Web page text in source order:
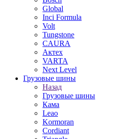
Global
Inci Formula
Volt
Tungstone
CAURA
Актех
VARTA
Next Level
Грузовые шины
Назад
Грузовые шины
Кама
Leao
Kormoran
Cordiant